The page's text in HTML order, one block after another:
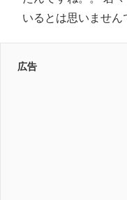
いるとは思いませ
広告